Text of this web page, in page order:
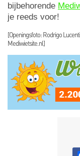
bijbehorende
je reeds voor!
[Openingsfoto: Rodrigo
Mediwietsite.nl]